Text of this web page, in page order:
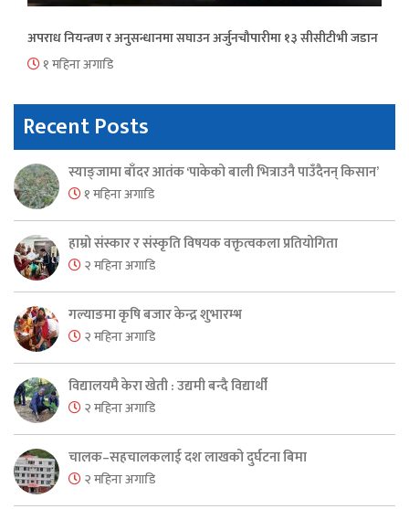
अपराध नियन्त्रण र अनुसन्धानमा सघाउन अर्जुनचौपारीमा १३ सीसीटीभी जडान
१ महिना अगाडि
Recent Posts
स्याङ्जामा बाँदर आतंक ‘पाकेको बाली भित्राउनै पाउँदैनन् किसान’
१ महिना अगाडि
हाम्रो संस्कार र संस्कृति विषयक वक्तृत्वकला प्रतियोगिता
२ महिना अगाडि
गल्याङमा कृषि बजार केन्द्र शुभारम्भ
२ महिना अगाडि
विद्यालयमै केरा खेती : उद्यमी बन्दै विद्यार्थी
२ महिना अगाडि
चालक–सहचालकलाई दश लाखको दुर्घटना बिमा
२ महिना अगाडि